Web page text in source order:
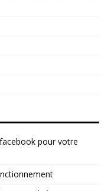
pour votre